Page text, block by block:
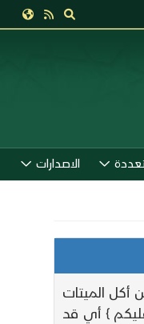
الاصدارات
أكل الميتات
} أي قد